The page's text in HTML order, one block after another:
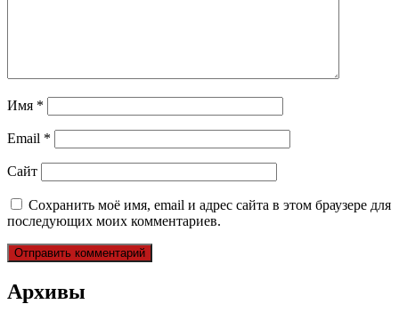
Имя *
Email *
Сайт
Сохранить моё имя, email и адрес сайта в этом браузере для
последующих моих комментариев.
Архивы